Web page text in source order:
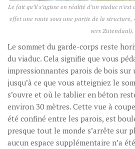
Le fait qu’il s’agisse en réalité d’un viaduc
effet une route sous une partie de la structure,
vers Zutendaal).
Le sommet du garde-corps reste
du viaduc. Cela signifie que vous
impressionnantes parois de bois sur
jusqu’à ce que vous atteigniez le
s’ouvre et où le tablier en béton
environ 30 mètres. Cette vue à
été confiné entre les parois, est
presque tout le monde s’arrête sur
aucun espace supplémentaire n’a